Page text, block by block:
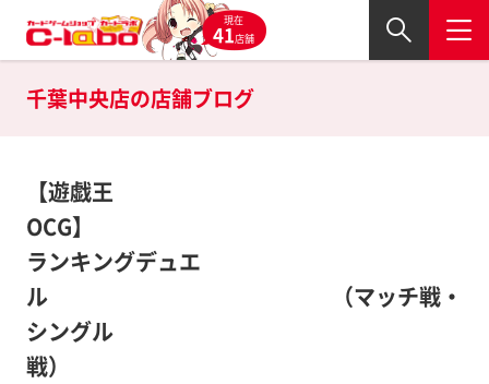
現在
41店舗
千葉中央店の店舗ブログ
【遊戯王
OCG
ランキングデュエ
ル （マッチ戦・
シングル
戦